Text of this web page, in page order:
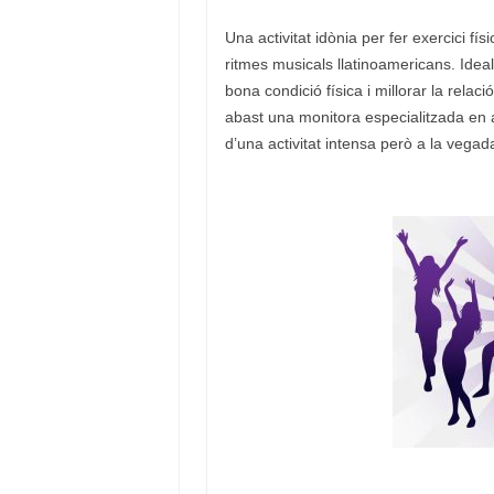
Una activitat idònia per fer exercici
ritmes musicals llatinoamericans.
bona condició física i millorar la
abast una monitora especialitzada
d’una activitat intensa però a la